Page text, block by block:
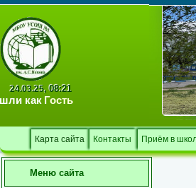
24.03.25, 08:21
как Гость
Карта сайта Контакты Приём в
Меню сайта